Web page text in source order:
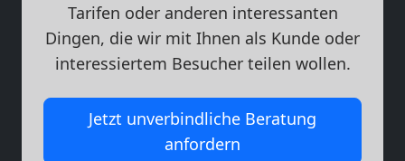
Tarifen oder anderen interessanten
Dingen, die wir mit Ihnen als Kunde oder
interessiertem Besucher teilen wollen.
Jetzt unverbindliche Beratung
anfordern